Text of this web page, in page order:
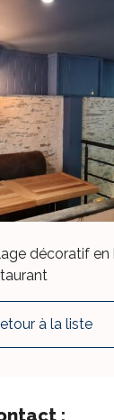
décoratif
à la liste